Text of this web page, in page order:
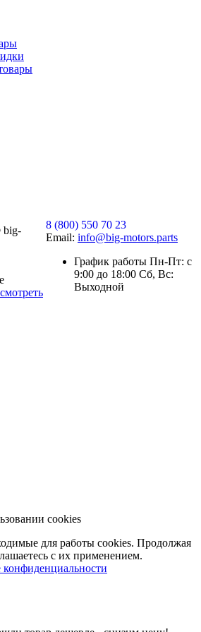
big-
8 (800) 550 70 23
Email: info@big-motors.parts
График работы Пн-Пт: с
9:00 до 18:00 Сб, Вс:
Выходной
cookies
для работы cookies. Продолжая
с их применением.
конфиденциальности